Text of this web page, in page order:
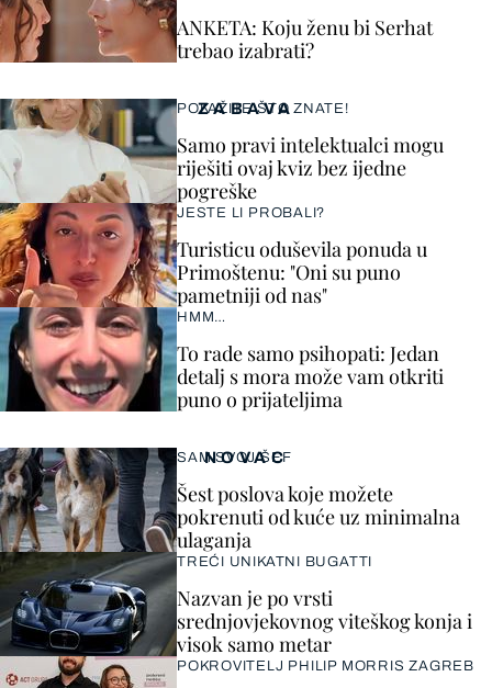
ZABAVA
POKAŽITE ŠTO ZNATE!
Samo pravi intelektualci mogu
riješiti ovaj kviz bez ijedne
pogreške
JESTE LI PROBALI?
Turisticu oduševila ponuda u
Primoštenu: "Oni su puno
pametniji od nas"
HMM…
To rade samo psihopati: Jedan
detalj s mora može vam otkriti
puno o prijateljima
ANKETA: Koju ženu bi Serhat
trebao izabrati?
NOVAC
SAM SVOJ ŠEF
Šest poslova koje možete
pokrenuti od kuće uz minimalna
ulaganja
TREĆI UNIKATNI BUGATTI
Nazvan je po vrsti
srednjovjekovnog viteškog konja i
visok samo metar
POKROVITELJ PHILIP MORRIS ZAGREB